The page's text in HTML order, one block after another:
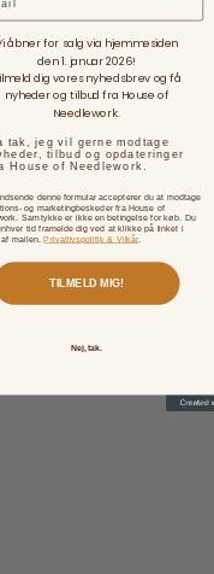
åbner for salg via hjemmesiden
den 1. januar 2026!
dig vores nyhedsbrev og få
nyheder og tilbud fra House of
Needlework.
tak, jeg vil gerne modtage
tilbud og opdateringer
House of Needlework.
denne formular accepterer du at modtage
og marketingbeskeder fra House of
Samtykke er ikke en betingelse for køb. Du
tid framelde dig ved at klikke på linket i
af mailen.Privatlivspolitik & Vilkår.
TILMELD MIG!
Nej, tak.